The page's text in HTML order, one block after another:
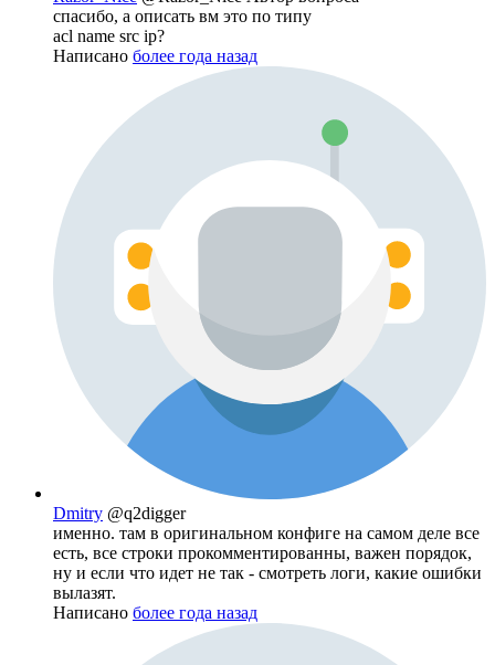
спасибо, а описать вм это по типу
acl name src ip?
Написано более года назад
Dmitry @q2digger
именно. там в оригинальном конфиге на самом деле все
есть, все строки прокомментированны, важен порядок,
ну и если что идет не так - смотреть логи, какие ошибки
вылазят.
Написано более года назад